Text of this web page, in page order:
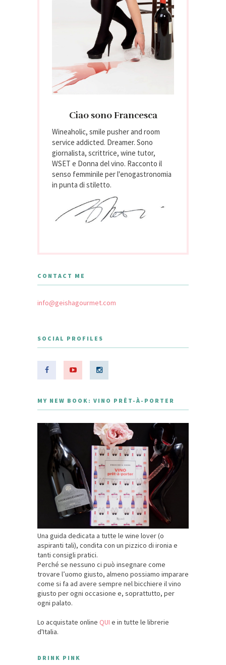
Ciao sono Francesca
Wineaholic, smile pusher and room
service addicted. Dreamer. Sono
giornalista, scrittrice, wine tutor,
WSET e Donna del vino. Racconto il
senso femminile per l'enogastronomia
in punta di stiletto.
CONTACT ME
info@geishagourmet.com
SOCIAL PROFILES
MY NEW BOOK: VINO PRÊT-À-PORTER
Una guida dedicata a tutte le wine lover (o
aspiranti tali), condita con un pizzico di ironia e
tanti consigli pratici.
Perché se nessuno ci può insegnare come
trovare l’uomo giusto, almeno possiamo imparare
come si fa ad avere sempre nel bicchiere il vino
giusto per ogni occasione e, soprattutto, per
ogni palato.
Lo acquistate online QUI e in tutte le librerie
d'Italia.
DRINK PINK